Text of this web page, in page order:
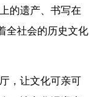
的遗产、书写在
全社会的历史文化
，让文化可亲可